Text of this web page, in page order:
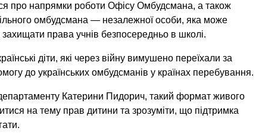
про напрямки роботи Офісу Омбудсмана, а також
омбудсмана — незалежної особи, яка може
захищати права учнів безпосередньо в школі.
діти, які через війну вимушено переїхали за
до українських омбудсманів у країнах перебування.
Катерини Пидорич, такий формат живого
на тему прав дитини та зрозуміти, що підтримка